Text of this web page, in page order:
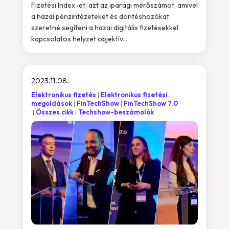
Fizetési Index-et, azt az iparági mérőszámot, amivel
a hazai pénzintézeteket és döntéshozókat
szeretné segíteni a hazai digitális fizetésekkel
kapcsolatos helyzet objektív...
2023.11.08.
Elektronikus fizetés
Elektronikus fizetési
megoldások
FinTechShow
FinTechShow 7.0
Összes cikk
Techshow-beszámolók